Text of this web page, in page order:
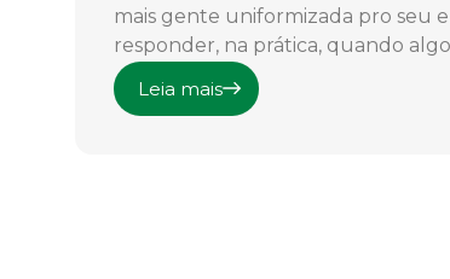
mais gente uniformizada pro seu
responder, na prática, quando algo
Leia mais